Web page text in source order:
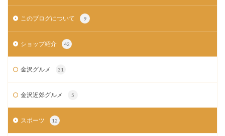
このブログについて 9
ショップ紹介 42
金沢グルメ 31
金沢近郊グルメ 5
スポーツ 12